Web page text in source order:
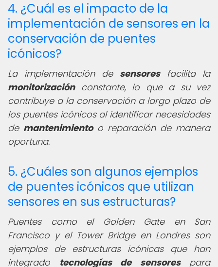
4. ¿Cuál es el impacto de la
implementación de sensores en la
conservación de puentes
icónicos?
La implementación de sensoresfacilita la
monitorizaciónconstante, lo que a su vez
contribuye a la conservación a largo plazo de
los puentes icónicos al identificar necesidades
de mantenimientoo reparación de manera
oportuna.
5. ¿Cuáles son algunos ejemplos
de puentes icónicos que utilizan
sensores en sus estructuras?
Puentes como el Golden Gate en San
Francisco y el Tower Bridge en Londres son
ejemplos de estructuras icónicas que han
integrado tecnologías de sensorespara